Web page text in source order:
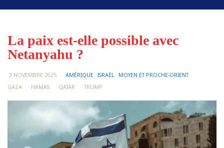
La paix est-elle possible avec
Netanyahu ?
3 NOVEMBRE 2025 AMÉRIQUE ISRAËL
MOYEN ET PROCHE-ORIENT
GAZA
HAMAS QATAR TRUMP